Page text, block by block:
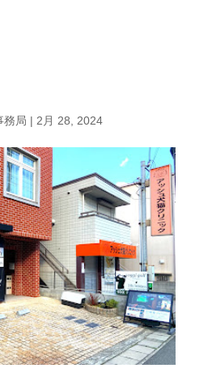
務局 | 2月 28, 2024